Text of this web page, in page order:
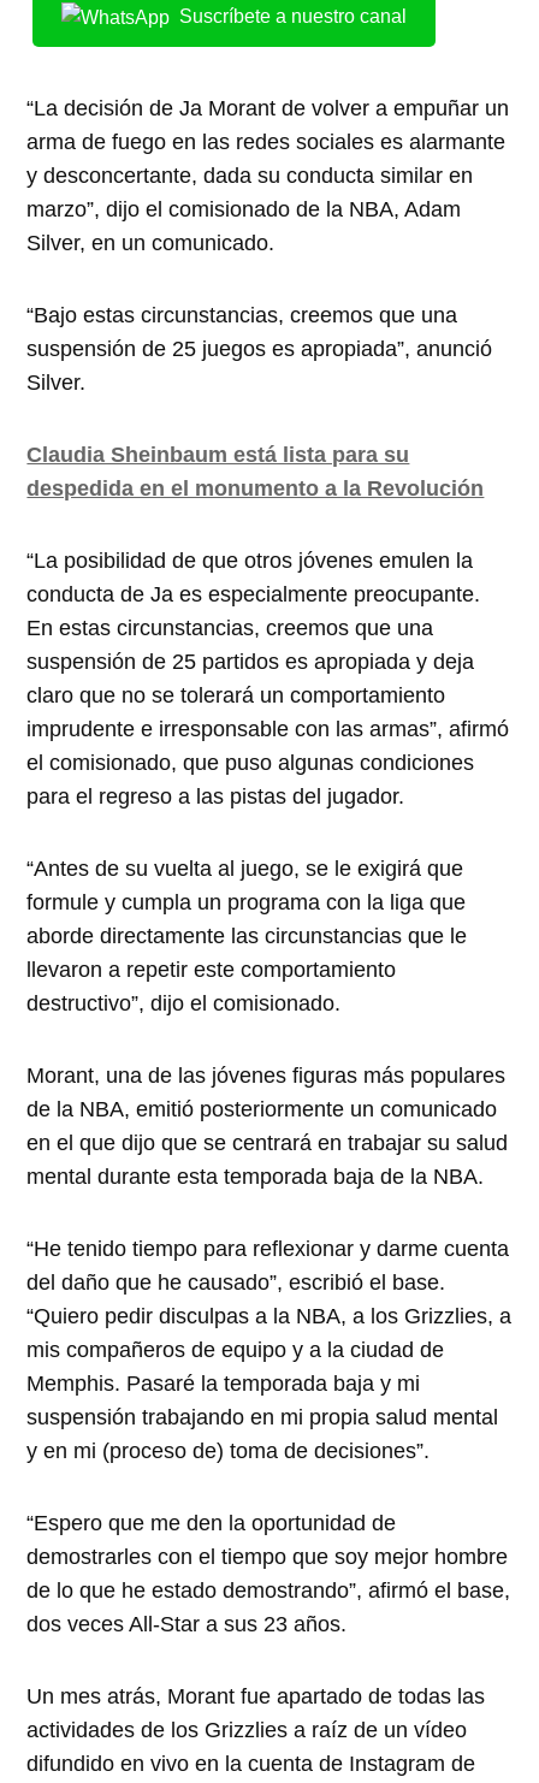
Suscríbete a nuestro canal
“La decisión de Ja Morant de volver a empuñar un
arma de fuego en las redes sociales es alarmante
y desconcertante, dada su conducta similar en
marzo”, dijo el comisionado de la NBA, Adam
Silver, en un comunicado.
“Bajo estas circunstancias, creemos que una
suspensión de 25 juegos es apropiada”, anunció
Silver.
Claudia Sheinbaum está lista para su
despedida en el monumento a la Revolución
“La posibilidad de que otros jóvenes emulen la
conducta de Ja es especialmente preocupante.
En estas circunstancias, creemos que una
suspensión de 25 partidos es apropiada y deja
claro que no se tolerará un comportamiento
imprudente e irresponsable con las armas”, afirmó
el comisionado, que puso algunas condiciones
para el regreso a las pistas del jugador.
“Antes de su vuelta al juego, se le exigirá que
formule y cumpla un programa con la liga que
aborde directamente las circunstancias que le
llevaron a repetir este comportamiento
destructivo”, dijo el comisionado.
Morant, una de las jóvenes figuras más populares
de la NBA, emitió posteriormente un comunicado
en el que dijo que se centrará en trabajar su salud
mental durante esta temporada baja de la NBA.
“He tenido tiempo para reflexionar y darme cuenta
del daño que he causado”, escribió el base.
“Quiero pedir disculpas a la NBA, a los Grizzlies, a
mis compañeros de equipo y a la ciudad de
Memphis. Pasaré la temporada baja y mi
suspensión trabajando en mi propia salud mental
y en mi (proceso de) toma de decisiones”.
“Espero que me den la oportunidad de
demostrarles con el tiempo que soy mejor hombre
de lo que he estado demostrando”, afirmó el base,
dos veces All-Star a sus 23 años.
Un mes atrás, Morant fue apartado de todas las
actividades de los Grizzlies a raíz de un vídeo
difundido en vivo en la cuenta de Instagram de